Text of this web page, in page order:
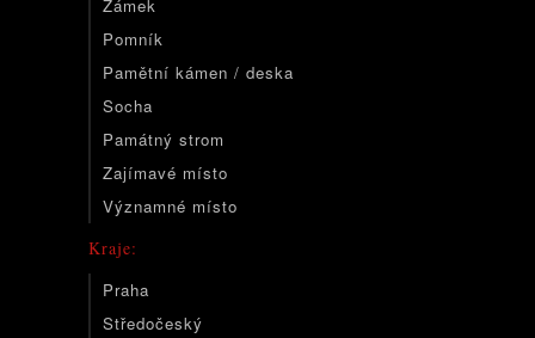
Zámek
Pomník
Pamětní kámen / deska
Socha
Památný strom
Zajímavé místo
Významné místo
Kraje:
Praha
Středočeský